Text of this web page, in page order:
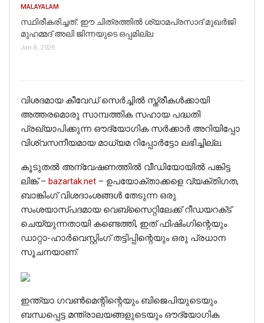
MALAYALAM
സ്ഥിരീകരിച്ചത്: ഈ ചിത്രത്തില്‍ ശ്യാമപ്രസാദ് മുഖര്‍ജി
മുഹമ്മദ് അലി ജിന്നയുടെ ഒപ്പമില്ല
Jan 8, 2026
വിശദമായ കീവേഡ് സെർച്ചിൽ സ്ത്രീകൾക്കായി
അത്തരമൊരു സാമ്പത്തിക സഹായ പദ്ധതി
പ്രഖ്യാപിക്കുന്ന ഔദ്യോഗിക സർക്കാർ അറിയിപ്പോ
വിശ്വസനീയമായ മാധ്യമ റിപ്പോർട്ടോ ലഭിച്ചില്ല.
കൂടുതൽ അന്വേഷണത്തിൽ വീഡിയോയിൽ പങ്കിട്ട
ലിങ്ക് – bazartak.net – ഉപയോക്താക്കളെ വ്യക്തിഗത,
ബാങ്കിംഗ് വിശദാംശങ്ങൾ തേടുന്ന ഒരു
സംശയാസ്പദമായ വെബ്‌സൈറ്റിലേക്ക് റീഡയറക്‌ട്
ചെയ്യുന്നതായി കണ്ടെത്തി, ഇത് ഫിഷിംഗിന്റെയും
ഡാറ്റാ-ഹാർവെസ്റ്റിംഗ് തട്ടിപ്പിന്റെയും ഒരു പ്രധാന
സൂചനയാണ്.
ഇന്ത്യാ ഗവൺമെന്റിന്റെയും ബിജെപിയുടെയും
ബന്ധപ്പെട്ട മന്ത്രാലയങ്ങളുടെയും ഔദ്യോഗിക